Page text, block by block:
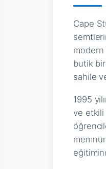
Cape
modern
butik
sahile
1995
ve etkili